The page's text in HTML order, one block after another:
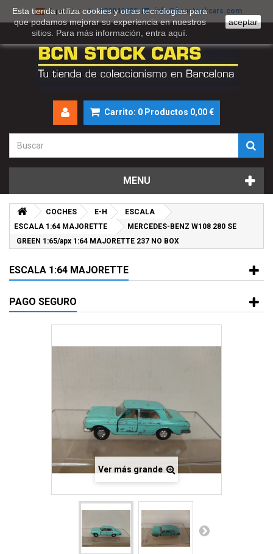
Español 930046895 info@bcnstockcars.com
Carrito: 0 Productos 0,00 €
MENU
COCHES E-H
ESCALA
ESCALA 1:64 MAJORETTE
MERCEDES-BENZ W108 280 SE
GREEN 1:65/apx 1:64 MAJORETTE 237 NO BOX
ESCALA 1:64 MAJORETTE
PAGO SEGURO
Ver más grande
Esta tienda utiliza cookies y otras tecnologías para
que podamos mejorar su experiencia en nuestros
sitios. Para más información, entra aquí
aceptar